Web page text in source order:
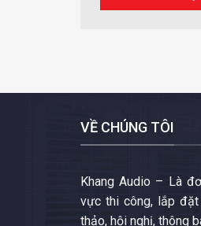
VỀ CHÚNG TÔI
Khang Audio – Là
vực thi công, lắp đặt
thảo, hội nghị, thông